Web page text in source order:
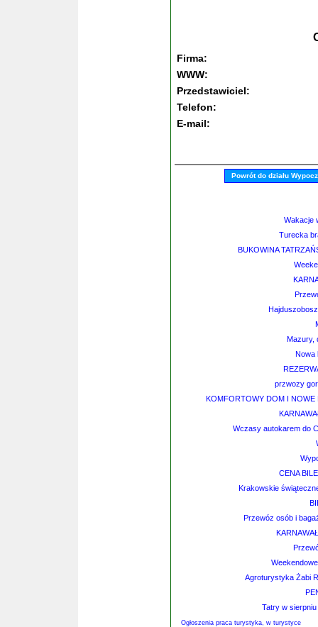
Firma:
WWW:
Przedstawiciel:
Telefon:
E-mail:
Powrót do działu
Wakacje
Turecka
BUKOWINA
Mazury,
Nowa
przwozy
KOMFORTOWY DOM I NOWE
Wczasy autokarem do
CENA
Krakowskie
Przewóz osób i
Agroturystyka Żabi
Tatry w
Ogłoszenia praca turystyka, w turystyce